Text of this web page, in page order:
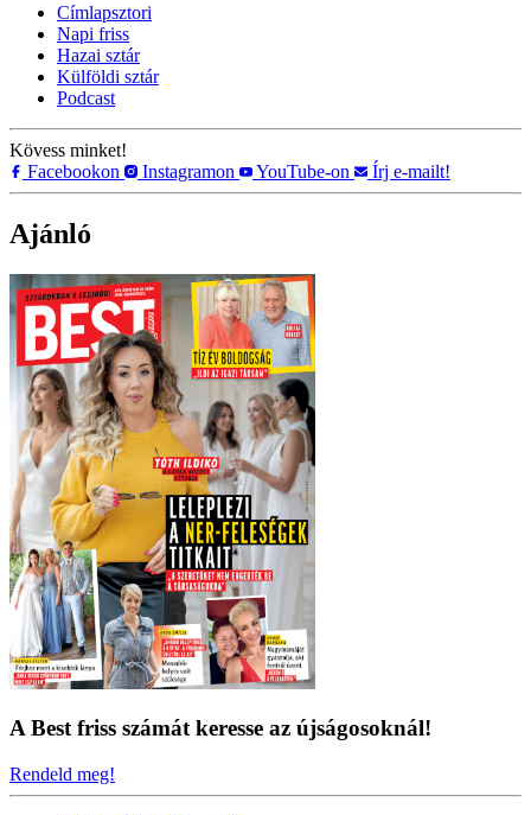
Címlapsztori
Napi friss
Hazai sztár
Külföldi sztár
Podcast
Kövess minket!
Facebookon
Instagramon YouTube-on Írj e-mailt!
Ajánló
A Best friss számát keresse az újságosoknál!
Rendeld meg!